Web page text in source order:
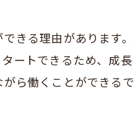
田区での求人情報を
ップ
きる理由があります
ートできるため、成
ら働くことができるで